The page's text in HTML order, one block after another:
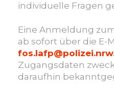
individuelle Fragen
Eine Anmeldung
ab sofort über die E-
Zugangsdaten
daraufhin